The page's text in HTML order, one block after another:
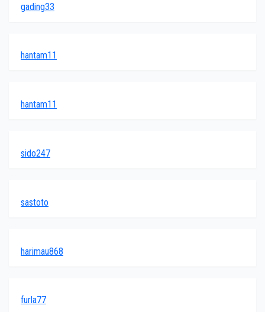
gading33
hantam11
hantam11
sido247
sastoto
harimau868
furla77